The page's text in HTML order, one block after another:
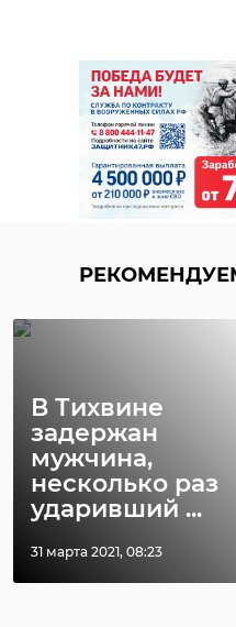
В Тихвине
задержан
мужчина,
несколько раз
ударивший ...
31 марта 2021, 08:23
Жителя
полусмерти у
всем жителям
Видео: Александр
Дрозденко/
александр